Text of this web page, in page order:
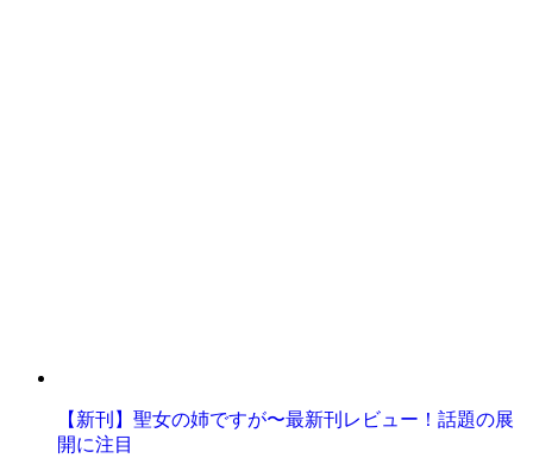
【新刊】聖女の姉ですが〜最新刊レビュー！話題の展
開に注目